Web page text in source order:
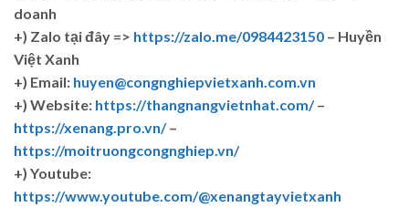
doanh
+) Zalo tại đây => https://zalo.me/0984423150 – Huyền
Việt Xanh
+) Email: huyen@congnghiepvietxanh.com.vn
+) Website: https://thangnangvietnhat.com/–
https://xenang.pro.vn/–
https://moitruongcongnghiep.vn/
+) Youtube:
https://www.youtube.com/@xenangtayvietxanh